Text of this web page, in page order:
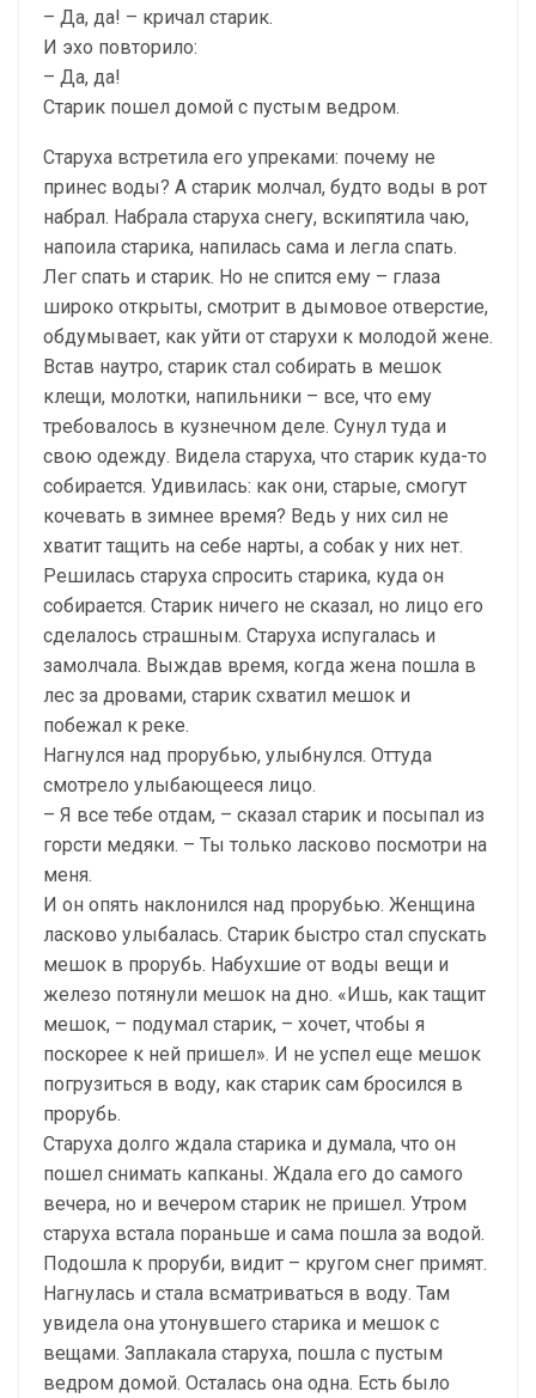
– Да, да! – кричал старик.
И эхо повторило:
– Да, да!
Старик пошел домой с пустым ведром.
Старуха встретила его упреками: почему не
принес воды? А старик молчал, будто воды в рот
набрал. Набрала старуха снегу, вскипятила чаю,
напоила старика, напилась сама и легла спать.
Лег спать и старик. Но не спится ему – глаза
широко открыты, смотрит в дымовое отверстие,
обдумывает, как уйти от старухи к молодой жене.
Встав наутро, старик стал собирать в мешок
клещи, молотки, напильники – все, что ему
требовалось в кузнечном деле. Сунул туда и
свою одежду. Видела старуха, что старик куда-то
собирается. Удивилась: как они, старые, смогут
кочевать в зимнее время? Ведь у них сил не
хватит тащить на себе нарты, а собак у них нет.
Решилась старуха спросить старика, куда он
собирается. Старик ничего не сказал, но лицо его
сделалось страшным. Старуха испугалась и
замолчала. Выждав время, когда жена пошла в
лес за дровами, старик схватил мешок и
побежал к реке.
Нагнулся над прорубью, улыбнулся. Оттуда
смотрело улыбающееся лицо.
– Я все тебе отдам, – сказал старик и посыпал из
горсти медяки. – Ты только ласково посмотри на
меня.
И он опять наклонился над прорубью. Женщина
ласково улыбалась. Старик быстро стал спускать
мешок в прорубь. Набухшие от воды вещи и
железо потянули мешок на дно. «Ишь, как тащит
мешок, – подумал старик, – хочет, чтобы я
поскорее к ней пришел». И не успел еще мешок
погрузиться в воду, как старик сам бросился в
прорубь.
Старуха долго ждала старика и думала, что он
пошел снимать капканы. Ждала его до самого
вечера, но и вечером старик не пришел. Утром
старуха встала пораньше и сама пошла за водой.
Подошла к проруби, видит – кругом снег примят.
Нагнулась и стала всматриваться в воду. Там
увидела она утонувшего старика и мешок с
вещами. Заплакала старуха, пошла с пустым
ведром домой. Осталась она одна. Есть было